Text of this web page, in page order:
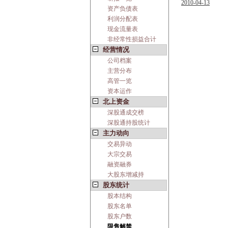
资产负债表
利润分配表
现金流量表
非经常性损益合计
经营情况
公司档案
主营分布
高管一览
资本运作
北上资金
深股通成交榜
深股通持股统计
主力动向
交易异动
大宗交易
融资融券
大股东增减持
股东统计
股本结构
股东名单
股东户数
限售解禁
2010-04-13